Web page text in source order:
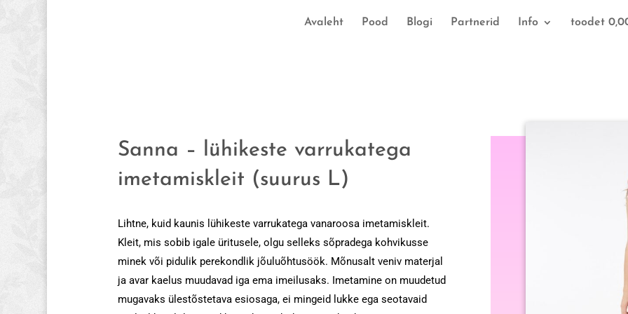
Avaleht Pood Blogi Partnerid Info toodet
Sanna – lühikeste varrukatega
imetamiskleit (suurus L)
Lihtne, kuid kaunis lühikeste varrukatega vanaroosa imetamiskleit.
Kleit, mis sobib igale üritusele, olgu selleks sõpradega kohvikusse
minek või pidulik perekondlik jõuluõhtusöök. Mõnusalt veniv materjal
ja avar kaelus muudavad iga ema imeilusaks. Imetamine on muudetud
mugavaks ülestõstetava esiosaga, ei mingeid lukke ega seotavaid